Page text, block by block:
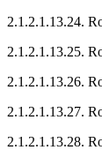
2.1.2.1.13.24.
2.1.2.1.13.25.
2.1.2.1.13.26.
2.1.2.1.13.27.
2.1.2.1.13.28.